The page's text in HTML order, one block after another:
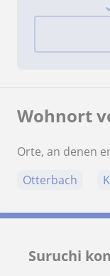
Wohnort
Orte, an denen
Otterbach
Suruchi